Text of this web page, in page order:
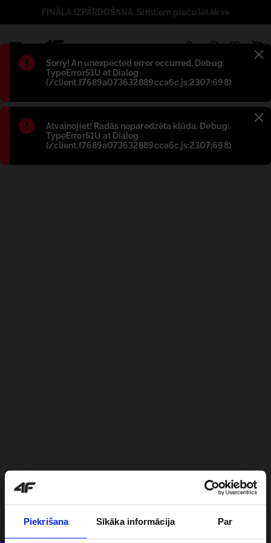
Piekrišana Sīkāka informācija Par
Błąd:
Sorry! An unexpected error occurred. Debug:
TypeError51U at Dialog
(/client.f7689a073632889cca6c.js:2307:698)
Błąd:
Atvainojiet! Radās neparedzēta kļūda. Debug:
TypeError51U at Dialog
(/client.f7689a073632889cca6c.js:2307:698)
FINĀLA IZPĀRDOŠANA: Simtiem preču lētāk >>